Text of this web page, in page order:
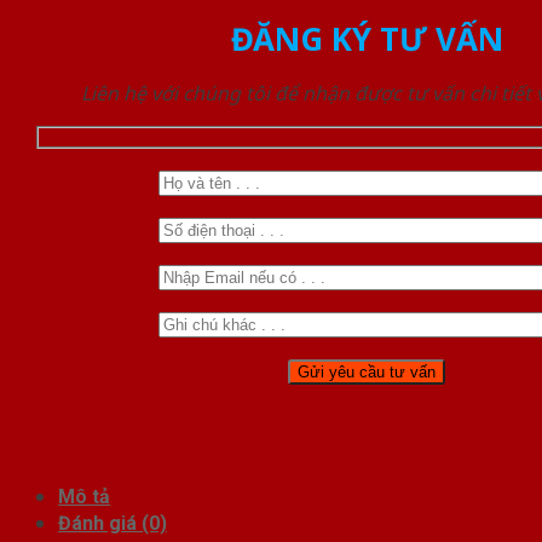
ĐĂNG KÝ TƯ VẤN
Liên hệ với chúng tôi để nhận được tư vấn chi tiết
Mô tả
Đánh giá (0)